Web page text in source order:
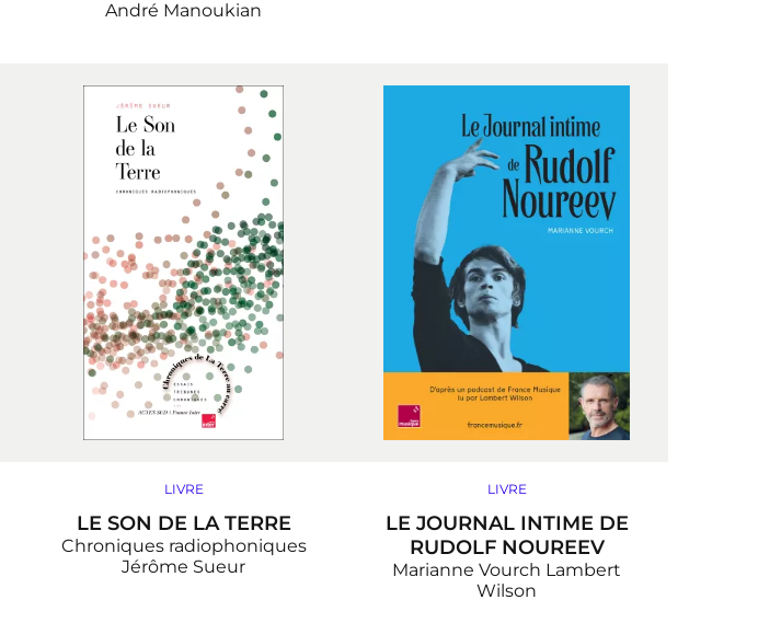
André Manoukian
LIVRE
LE SON DE LA TERRE
Chroniques radiophoniques
Jérôme Sueur
LIVRE
LE JOURNAL INTIME DE
RUDOLF NOUREEV
Marianne Vourch Lambert
Wilson